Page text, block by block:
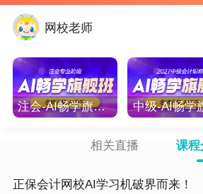
网校老师
注会-AI畅学旗舰班-2027
相关直播 课程
正保会计网校AI学习机破界而来！